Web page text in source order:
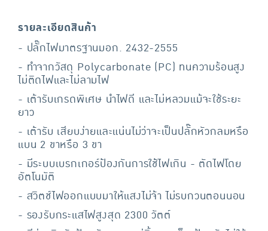
รายละเอียดสินค้า
- ปลัั๊กไฟมาตรฐานมอก. 2432-2555
- ทำจากวัสดุ Polycarbonate (PC) ทนความร้อนสูง
ไม่ติดไฟและไม่ลามไฟ
- เต้ารับเกรดพิเศษ นำไฟดี และไม่หลวมแม้จะใช้ระยะ
ยาว
- เต้ารับ เสียบง่ายและแน่นไม่ว่าจะเป็นปลั๊กหัวกลมหรือ
แบน 2 ขาหรือ 3 ขา
- มีระบบเบรกเกอร์ป้องกันการใช้ไฟเกิน - ตัดไฟโดย
อัตโนมัติ
- สวิตช์ไฟออกแบบมาให้แสงไม่จ้า ไม่รบกวนตอนนอน
- รองรับกระแสไฟสูงสุด 2300 วัตต์